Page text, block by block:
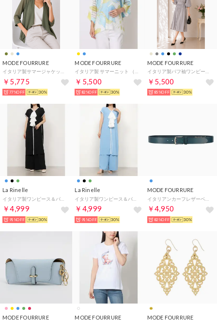
MODE FOURRURE
￥5,775
77%OFF 30%
MODE FOURRURE
￥5,500
82%OFF 30%
MODE FOURRURE
￥5,500
85%OFF 30%
La Rinelle
￥4,999
91%OFF 30%
La Rinelle
￥4,999
91%OFF 30%
MODE FOURRURE
イタリアンカーフレザーベルト （ブルー）
￥4,950
82%OFF 30%
MODE FOURRURE MODE FOURRURE MODE FOURRURE